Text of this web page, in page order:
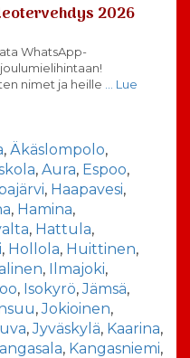
2026
WhatsApp-
nimet ja heille … Lue
, Äkäslompolo,
, Aura, Espoo,
, Haapavesi,
, Hamina,
, Hattula,
, Hollola, Huittinen,
, Ilmajoki,
, Isokyrö,Jämsä,
,Jokioinen,
,Jyväskylä, Kaarina,
, Kangasniemi,